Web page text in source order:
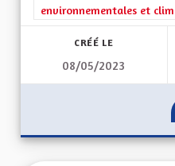
environnementales et
CRÉÉ LE
08/05/2023